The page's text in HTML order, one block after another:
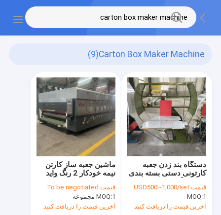
Carton Box Maker Machine
(9)
ماشین جعبه ساز کارتن
نیمه خودکار 2 رنگ واید
قیمت: To be negotiated
MOQ:1 مجموعه
آخرین قیمت را دریافت کنید
دستگاه بند زدن جعبه
کارتونی دستی بسته بندی
قیمت:USD500~1,000/set
MOQ:1
آخرین قیمت را دریافت کنید